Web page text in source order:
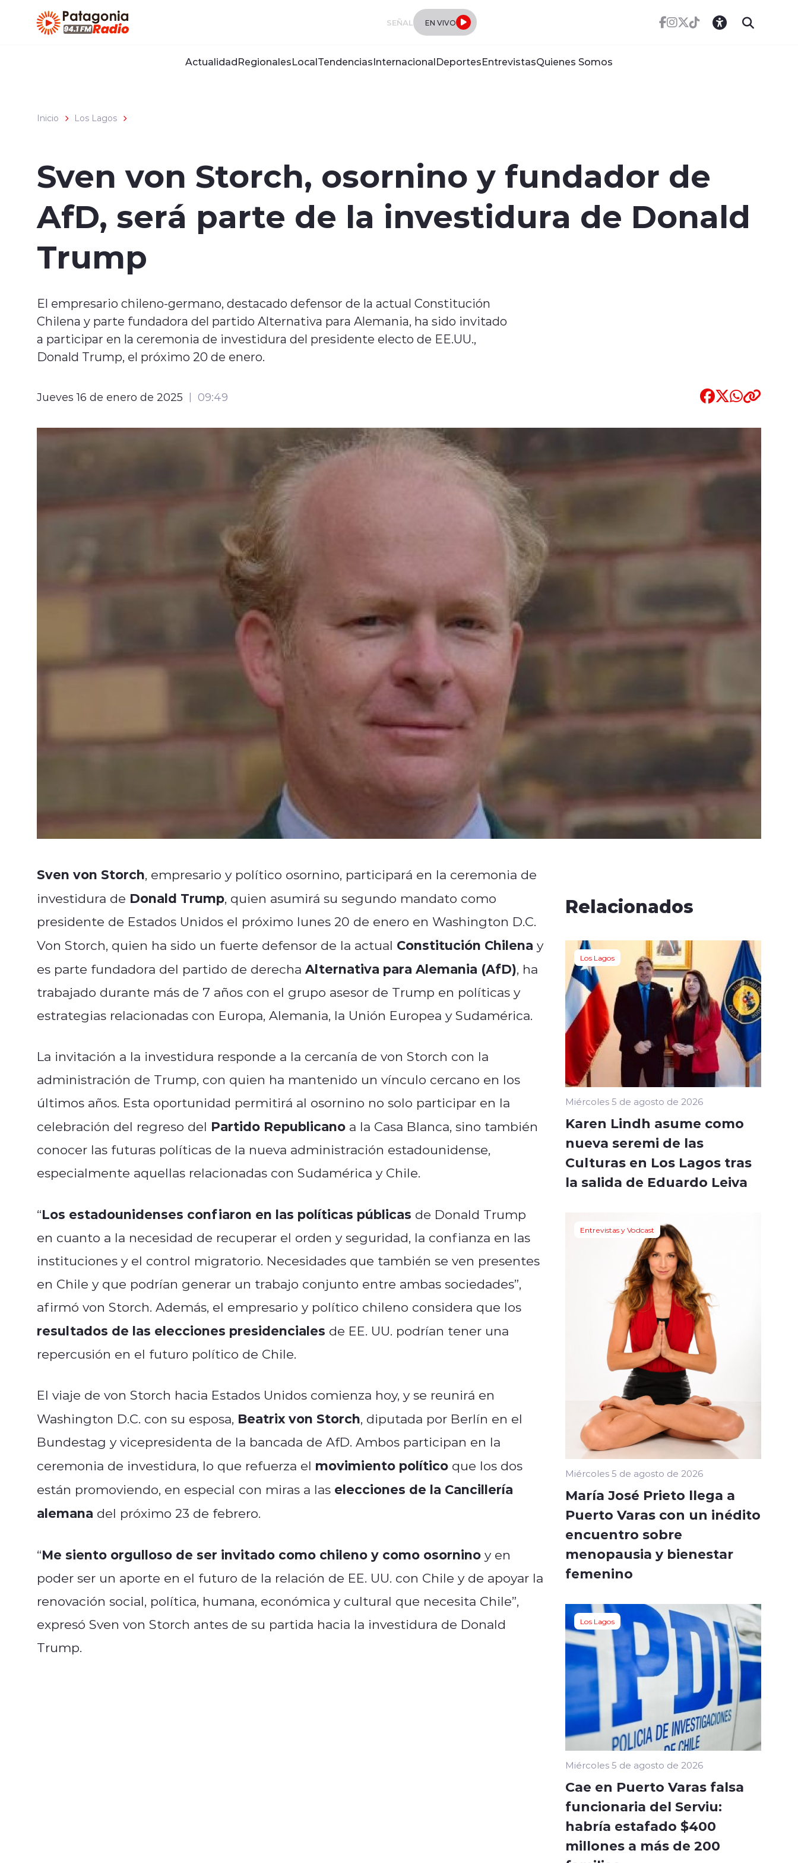
SEÑAL EN VIVO
ActualidadRegionalesLocalTendenciasInternacionalDeportesEntrevistasQuienes Somos
Inicio Los Lagos
Sven von Storch, osornino y fundador de
AfD, será parte de la investidura de Donald
Trump
El empresario chileno-germano, destacado defensor de la actual Constitución
Chilena y parte fundadora del partido Alternativa para Alemania, ha sido invitado
a participar en la ceremonia de investidura del presidente electo de EE.UU.,
Donald Trump, el próximo 20 de enero.
Jueves 16 de enero de 2025 09:49
Sven von Storch, empresario y político osornino, participará en la ceremonia de
investidura de Donald Trump, quien asumirá su segundo mandato como
presidente de Estados Unidos el próximo lunes 20 de enero en Washington D.C.
Von Storch, quien ha sido un fuerte defensor de la actual Constitución Chilena y
es parte fundadora del partido de derecha Alternativa para Alemania (AfD), ha
trabajado durante más de 7 años con el grupo asesor de Trump en políticas y
estrategias relacionadas con Europa, Alemania, la Unión Europea y Sudamérica.
La invitación a la investidura responde a la cercanía de von Storch con la
administración de Trump, con quien ha mantenido un vínculo cercano en los
últimos años. Esta oportunidad permitirá al osornino no solo participar en la
celebración del regreso del Partido Republicano a la Casa Blanca, sino también
conocer las futuras políticas de la nueva administración estadounidense,
especialmente aquellas relacionadas con Sudamérica y Chile.
“Los estadounidenses confiaron en las políticas públicas de Donald Trump
en cuanto a la necesidad de recuperar el orden y seguridad, la confianza en las
instituciones y el control migratorio. Necesidades que también se ven presentes
en Chile y que podrían generar un trabajo conjunto entre ambas sociedades”,
afirmó von Storch. Además, el empresario y político chileno considera que los
resultados de las elecciones presidenciales de EE. UU. podrían tener una
repercusión en el futuro político de Chile.
El viaje de von Storch hacia Estados Unidos comienza hoy, y se reunirá en
Washington D.C. con su esposa, Beatrix von Storch, diputada por Berlín en el
Bundestag y vicepresidenta de la bancada de AfD. Ambos participan en la
ceremonia de investidura, lo que refuerza el movimiento político que los dos
están promoviendo, en especial con miras a las elecciones de la Cancillería
alemana del próximo 23 de febrero.
“Me siento orgulloso de ser invitado como chileno y como osornino y en
poder ser un aporte en el futuro de la relación de EE. UU. con Chile y de apoyar la
renovación social, política, humana, económica y cultural que necesita Chile”,
expresó Sven von Storch antes de su partida hacia la investidura de Donald
Trump.
Relacionados
Los Lagos
Miércoles 5 de agosto de 2026
Karen Lindh asume como
nueva seremi de las
Culturas en Los Lagos tras
la salida de Eduardo Leiva
Entrevistas y Vodcast
Miércoles 5 de agosto de 2026
María José Prieto llega a
Puerto Varas con un inédito
encuentro sobre
menopausia y bienestar
femenino
Los Lagos
Miércoles 5 de agosto de 2026
Cae en Puerto Varas falsa
funcionaria del Serviu:
habría estafado $400
millones a más de 200